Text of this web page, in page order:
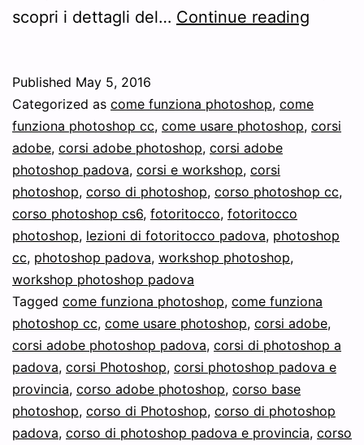
scopri i dettagli del… Continue reading
–
a
?
Published May 5, 2016
Categorized as come funziona photoshop, come
funziona photoshop cc, come usare photoshop, corsi
adobe, corsi adobe photoshop, corsi adobe
photoshop padova, corsi e workshop, corsi
photoshop, corso di photoshop, corso photoshop cc,
corso photoshop cs6, fotoritocco, fotoritocco
photoshop, lezioni di fotoritocco padova, photoshop
cc, photoshop padova, workshop photoshop,
workshop photoshop padova
Tagged come funziona photoshop, come funziona
photoshop cc, come usare photoshop, corsi adobe,
corsi adobe photoshop padova, corsi di photoshop a
padova, corsi Photoshop, corsi photoshop padova e
provincia, corso adobe photoshop, corso base
photoshop, corso di Photoshop, corso di photoshop
padova, corso di photoshop padova e provincia, corso